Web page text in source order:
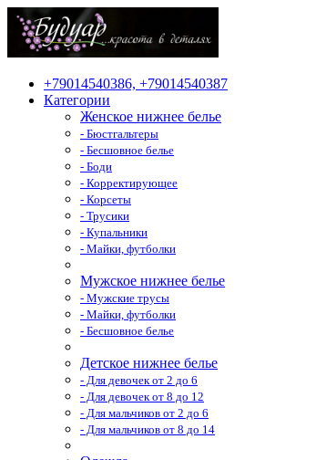
+79014540386, +79014540387
Категории
Женское нижнее белье
- Бюстгальтеры
- Бесшовное белье
- Боди
- Корректирующее
- Корсеты
- Трусики
- Купальники
- Майки, футболки
Мужское нижнее белье
- Мужские трусы
- Майки, футболки
- Бесшовное белье
Детское нижнее белье
- Для девочек от 2 до 6
- Для девочек от 8 до 12
- Для мальчиков от 2 до 6
- Для мальчиков от 8 до 14